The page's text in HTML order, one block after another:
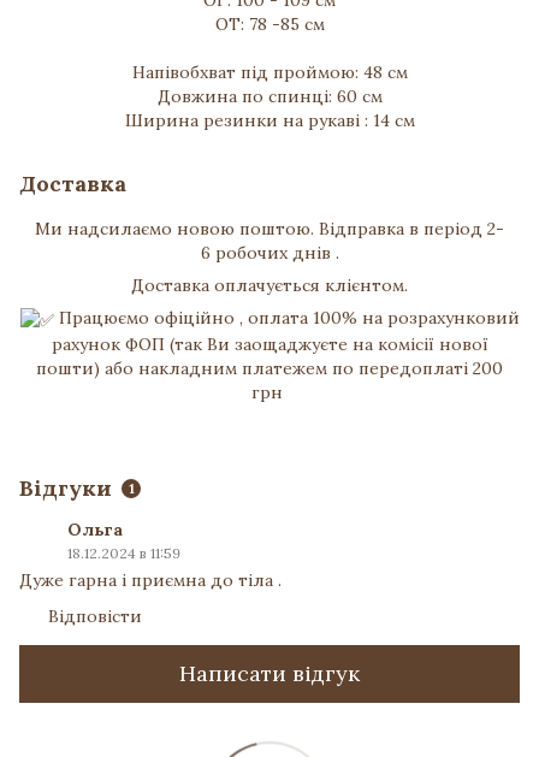
ОТ: 78 -85 см
Напівобхват під проймою: 48 см
Довжина по спинці: 60 см
Ширина резинки на рукаві : 14 см
Доставка
Ми надсилаємо новою поштою. Відправка в період 2-
6 робочих днів .
Доставка оплачується клієнтом.
Працюємо офіційно , оплата 100% на розрахунковий
рахунок ФОП (так Ви заощаджуєте на комісії нової
пошти) або накладним платежем по передоплаті 200
грн
Відгуки 1
Ольга
18.12.2024 в 11:59
Дуже гарна і приємна до тіла .
Відповісти
Написати відгук